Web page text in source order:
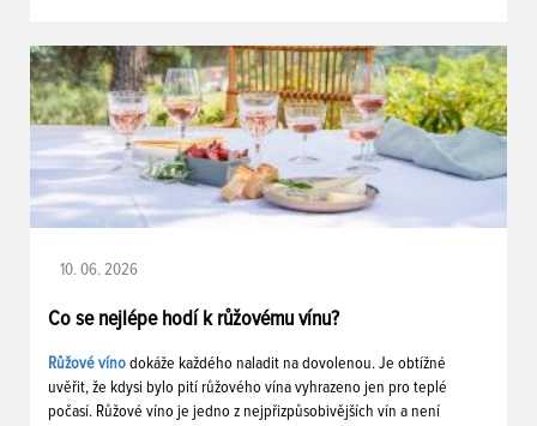
10. 06. 2026
Co se nejlépe hodí k růžovému vínu?
Růžové víno dokáže každého naladit na dovolenou. Je obtížné
uvěřit, že kdysi bylo pití růžového vína vyhrazeno jen pro teplé
počasí. Růžové víno je jedno z nejpřizpůsobivějších vín a není